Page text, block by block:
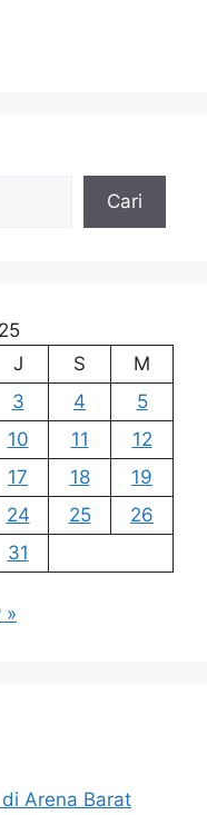
Cari
J S
M
3 4
5
10 11
12
17 18
19
24 25
26
31
»
Arena Barat